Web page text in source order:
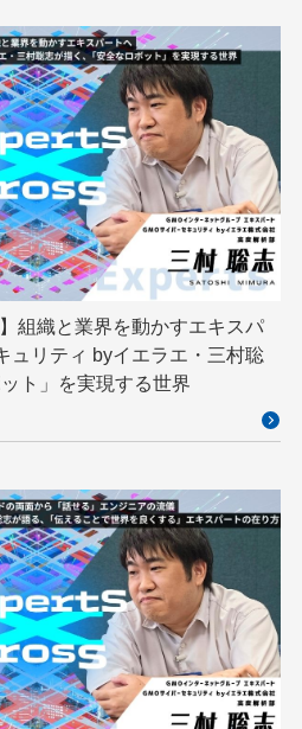
京都大学 人型ロボット
学会 国際ロボット展
多拠点開発 大阪公立大学
学習 応用
技術広報 技術書典
新卒研修 映像
暗号 業務効率化
生成AI 産学連携
脆弱性診断
組織と業界を動かすエキスパ
ュリティ byイエラエ・三村聡
ト」を実現する世界